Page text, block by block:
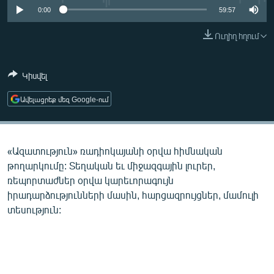
ՄԻՋԱԶԳԱՅԻՆ
ՄԵԿՆԱԲԱՆՈՒԹՅՈՒՆ
ՏՏ ԵՒ ԻՆՏԵՐՆԵՏ
ԿՈՐՈՆԱՎԻՐՈՒՍ
ՏԵՍԱՆՅՈՒԹԵՐ
ԲԱՆԱՎԵՃ
ՁԳՏԵԼՈՎ ԼԱՎԱԳՈՒՅՆԻՆ
0:00 59:57
Ուղիղ հղում
Կիսվել
Ավելացրեք մեզ Google-ում
«Ազատություն» ռադիոկայանի օրվա հիմնական
թողարկումը: Տեղական եւ միջազգային լուրեր,
ռեպորտաժներ օրվա կարեւորագույն
իրադարձությունների մասին, հարցազրույցներ, մամուլի
տեսություն: